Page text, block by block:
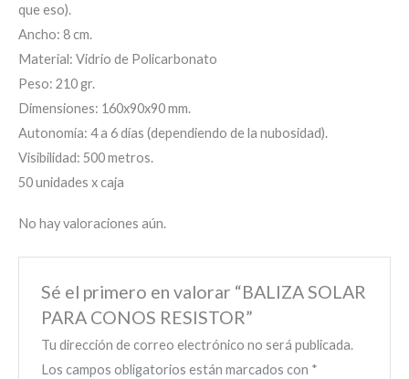
que eso).
Ancho: 8 cm.
Material: Vidrio de Policarbonato
Peso: 210 gr.
Dimensiones: 160x90x90 mm.
Autonomía: 4 a 6 días (dependiendo de la nubosidad).
Visibilidad: 500 metros.
50 unidades x caja
No hay valoraciones aún.
Sé el primero en valorar “BALIZA SOLAR
PARA CONOS RESISTOR”
Tu dirección de correo electrónico no será publicada.
Los campos obligatorios están marcados con *